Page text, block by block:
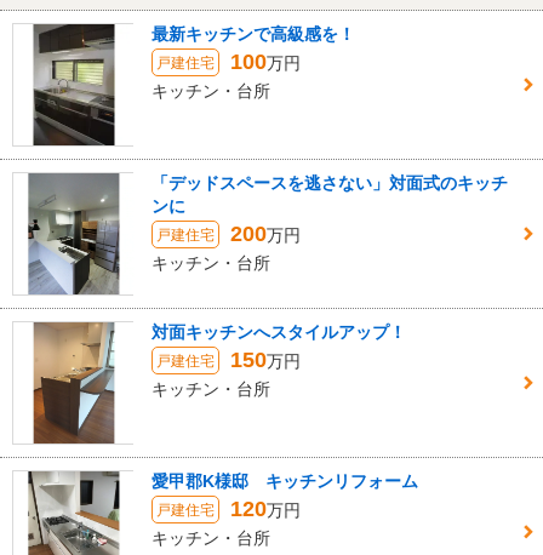
最新キッチンで高級感を！
戸建住宅 100万円
キッチン・台所
「デッドスペースを逃さない」対面式のキッチ
ンに
戸建住宅 200万円
キッチン・台所
対面キッチンへスタイルアップ！
戸建住宅 150万円
キッチン・台所
愛甲郡K様邸 キッチンリフォーム
戸建住宅 120万円
キッチン・台所